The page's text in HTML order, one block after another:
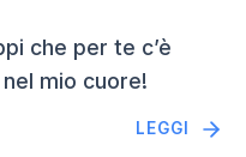
che per te c’è
mio cuore!
LEGGI